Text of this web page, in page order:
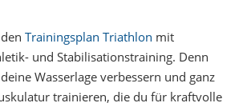
Trainingsplan Triathlon mit
und Stabilisationstraining. Denn
Wasserlage verbessern und ganz
trainieren, die du für kraftvolle